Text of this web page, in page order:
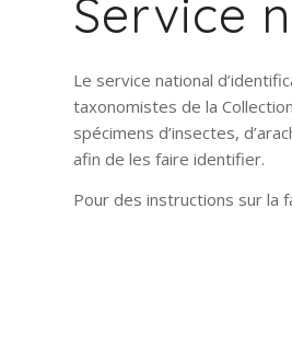
Service
Le service national
taxonomistes de la
spécimens d’insectes,
afin de les faire identifier.
Pour des instructions sur la